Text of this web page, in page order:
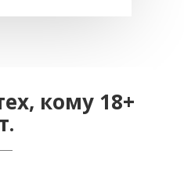
кому 18+